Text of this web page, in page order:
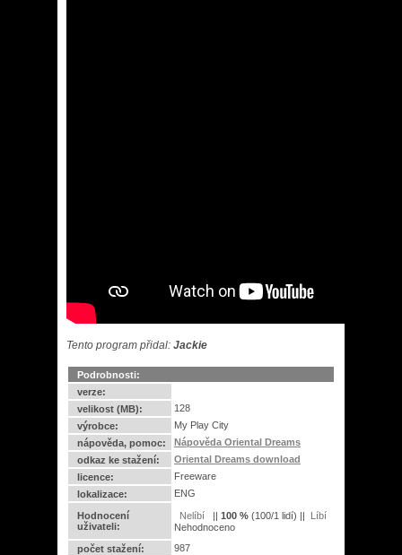
Tento program přidal: Jackie
Podrobnosti:
verze:
velikost (MB):
128
výrobce:
My Play City
nápověda, pomoc:
Nápověda Oriental Dreams
odkaz ke stažení:
Oriental Dreams download
licence:
Freeware
lokalizace:
ENG
Hodnocení
uživateli:
|| 100 % (100/1 lidí) ||
Nehodnoceno
počet stažení:
987